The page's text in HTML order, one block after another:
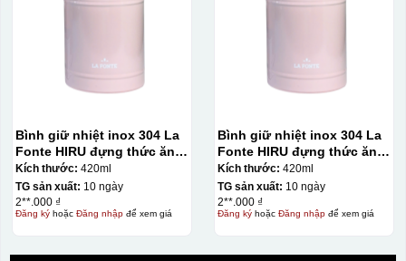
Bình giữ nhiệt inox 304 La
Fonte HIRU đựng thức ăn
420 ml – 012348
Kích thước: 420ml
TG sản xuất: 10 ngày
2**.000 ₫
Đăng kýhoặc Đăng nhậpđể xem giá
Bình giữ nhiệt inox 304 La
Fonte HIRU đựng thức ăn
420 ml – 012348
Kích thước: 420ml
TG sản xuất: 10 ngày
2**.000 ₫
Đăng kýhoặc Đăng nhậpđể xem giá